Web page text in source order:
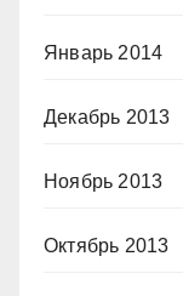
Январь 2014
Декабрь 2013
Ноябрь 2013
Октябрь 2013